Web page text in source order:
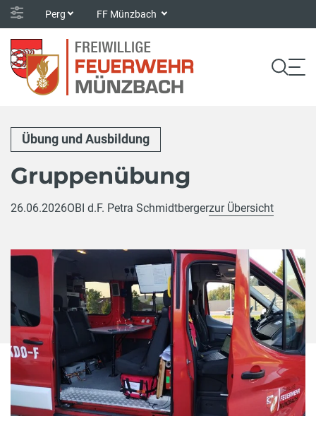
Perg FF Münzbach
Übung und Ausbildung
Gruppenübung
26.06.2026OBI d.F. Petra Schmidtbergerzur Übersicht